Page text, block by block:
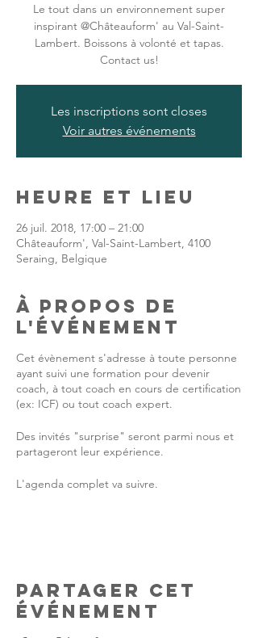
Le tout dans un environnement super
inspirant @Châteauform' au Val-Saint-
Lambert. Boissons à volonté et tapas.
Contact us!
Les inscriptions sont closes
Voir autres événements
Heure et lieu
26 juil. 2018, 17:00 – 21:00
Châteauform', Val-Saint-Lambert, 4100
Seraing, Belgique
À propos de
l'événement
Cet évènement s'adresse à toute personne
ayant suivi une formation pour devenir
coach, à tout coach en cours de certification
(ex: ICF) ou tout coach expert.
Des invités "surprise" seront parmi nous et
partageront leur expérience.
L'agenda complet va suivre.
Partager cet
événement